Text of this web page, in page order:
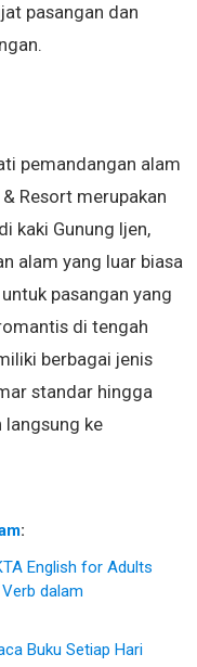
pasangan dan
pemandangan alam
Resort merupakan
kaki Gunung Ijen,
alam yang luar biasa
pasangan yang
di tengah
berbagai jenis
standar hingga
langsung ke
:
English for Adults
dalam
Buku Setiap Hari